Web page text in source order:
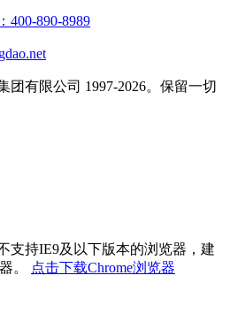
400-890-8989
团有限公司 1997-2026。保留一切
支持IE9及以下版本的浏览器，建
。
点击下载Chrome浏览器